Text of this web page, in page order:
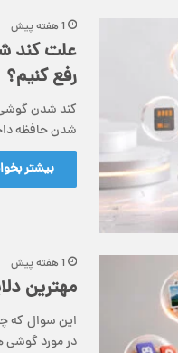
1 هفته پیش
علت کند
رفع کنیم؟
کند شدن
شدن حافظه
بیشتر
1 هفته پیش
مهترین
این سوال که
در مورد گوشی